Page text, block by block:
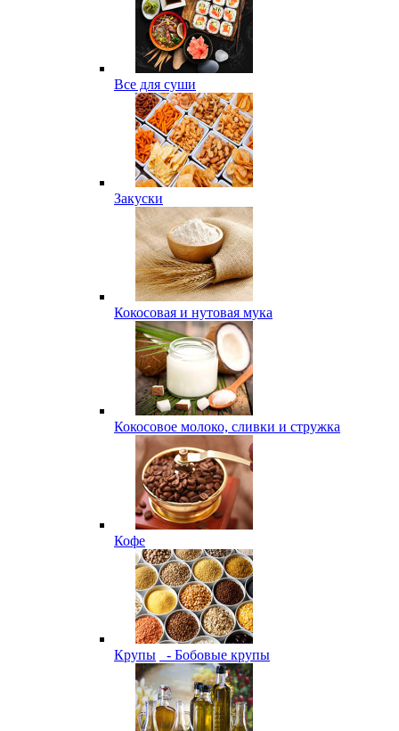
Все для суши
Закуски
Кокосовая и нутовая мука
Кокосовое молоко, сливки и стружка
Кофе
Крупы - Бобовые крупы